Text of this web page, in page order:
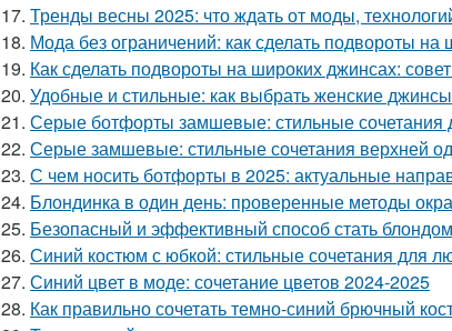
17. Тренды весны 2025: что ждать от моды,
18. Мода без ограничений: как сделать подвороты
19. Как сделать подвороты на широких джинсах:
20. Удобные и стильные: как выбрать женские
21. Серые ботфорты замшевые: стильные сочетания
22. Серые замшевые: стильные сочетания верхней
23. С чем носить ботфорты в 2025: актуальные
24. Блондинка в один день: проверенные методы
25. Безопасный и эффективный способ стать
26. Синий костюм с юбкой: стильные сочетания для
27. Синий цвет в моде: сочетание цветов 2024-2025
28. Как правильно сочетать темно-синий брючный